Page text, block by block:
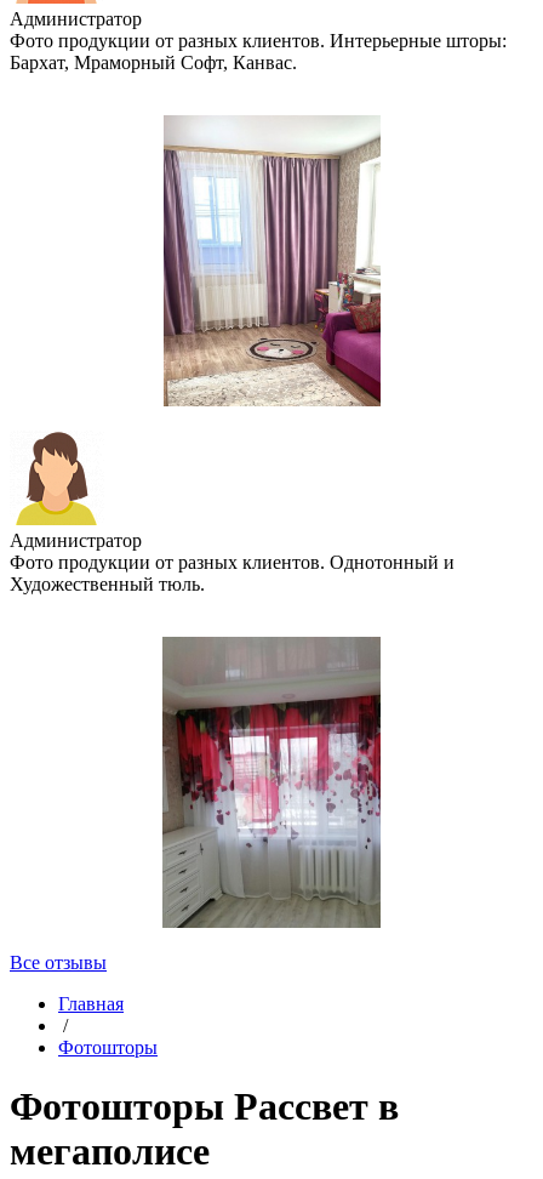
Администратор
Фото продукции от разных клиентов. Интерьерные шторы:
Бархат, Мраморный Софт, Канвас.
Администратор
Фото продукции от разных клиентов. Однотонный и
Художественный тюль.
Все отзывы
Главная
/
Фотошторы
Фотошторы Рассвет в
мегаполисе